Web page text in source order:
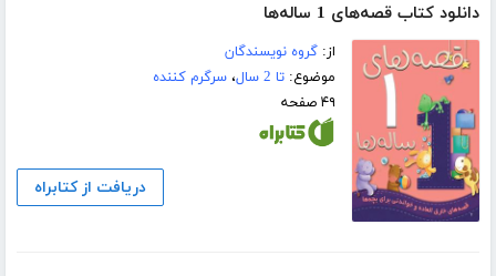
دانلود کتاب قصه‌های 1 ساله‌ها
از:گروه نویسندگان
موضوع:تا 2 سال ،سرگرم کننده
۴۹ صفحه
دریافت از کتابراه